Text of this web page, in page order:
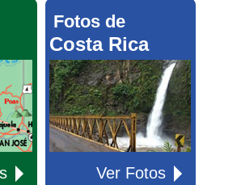
Fotos de
Costa Rica
Ver Fotos